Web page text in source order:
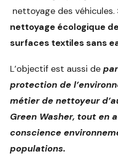
nettoyage des
nettoyage écologique
surfaces textiles sans
L’objectif est aussi de
protection de
métier de nettoyeur
Green Washer, tout en
conscience
populations.